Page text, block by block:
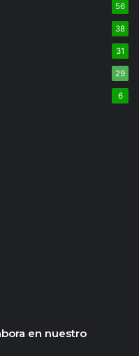
56
38
31
29
6
en nuestro